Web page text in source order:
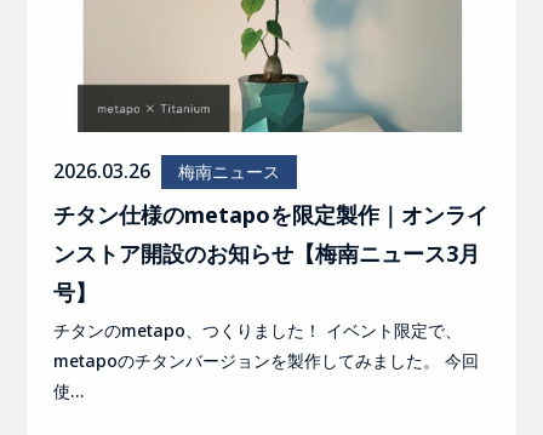
2026.03.26 梅南ニュース
チタン仕様のmetapoを限定製作｜オンライ
ンストア開設のお知らせ【梅南ニュース3月
号】
チタンのmetapo、つくりました！ イベント限定で、
metapoのチタンバージョンを製作してみました。 今回
使…